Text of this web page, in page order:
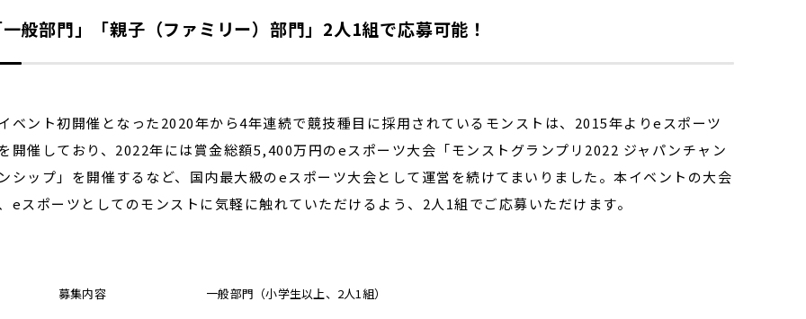
般部門」「親子（ファミリー）部門」2人1組で応募可能！
ベント初開催となった2020年から4年連続で競技種目に採用されているモンストは、2015年よりeスポーツ
開催しており、2022年には賞金総額5,400万円のeスポーツ大会「モンストグランプリ2022 ジャパンチャン
シップ」を開催するなど、国内最大級のeスポーツ大会として運営を続けてまいりました。本イベントの大会
eスポーツとしてのモンストに気軽に触れていただけるよう、2人1組でご応募いただけます。
募集内容 一般部門（小学生以上、2人1組）